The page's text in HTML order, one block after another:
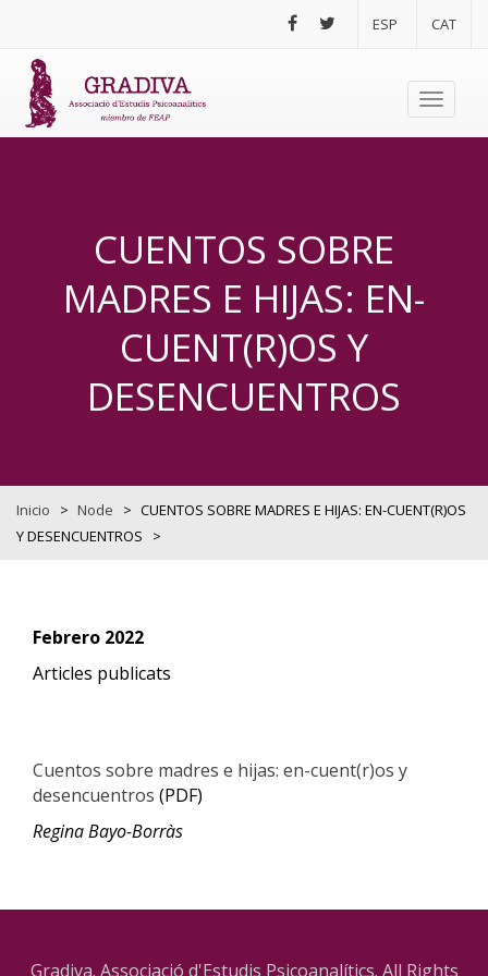
ESP CAT
Toggle
CUENTOS SOBRE
MADRES E HIJAS: EN-
CUENT(R)OS Y
DESENCUENTROS
Inicio > Node > CUENTOS SOBRE MADRES E HIJAS: EN-CUENT(R)OS
Y DESENCUENTROS
>
Febrero 2022
Articles publicats
Cuentos sobre madres e hijas: en-cuent(r)os y
desencuentros (PDF)
Regina Bayo-Borràs
Gradiva. Associació d'Estudis Psicoanalítics. All Rights